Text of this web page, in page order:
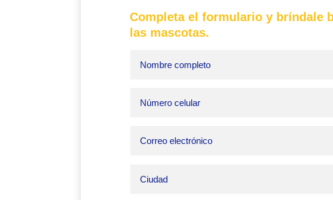
Completa el formulario y bríndale
las mascotas.